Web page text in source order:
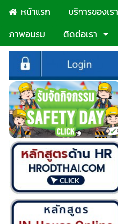
หน้าแรก บริการของเรา
ภาพอบรม
ติดต่อเรา